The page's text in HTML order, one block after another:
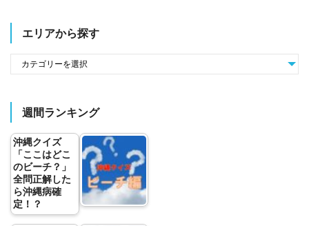
エリアから探す
週間ランキング
沖縄クイズ
「ここはどこ
のビーチ？」
全問正解した
ら沖縄病確
定！？